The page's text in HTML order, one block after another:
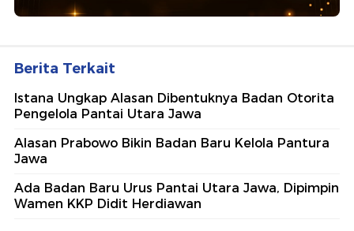
Berita Terkait
Istana Ungkap Alasan Dibentuknya Badan Otorita
Pengelola Pantai Utara Jawa
Alasan Prabowo Bikin Badan Baru Kelola Pantura
Jawa
Ada Badan Baru Urus Pantai Utara Jawa, Dipimpin
Wamen KKP Didit Herdiawan